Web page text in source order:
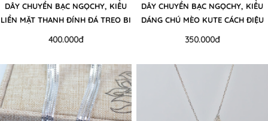
DÂY CHUYỀN BẠC NGỌCHY, KIỂU
LIỀN MẶT THANH ĐÍNH ĐÁ TREO BI
400.000đ
DÂY CHUYỀN BẠC NGỌCHY, KIỂU
DÁNG CHÚ MÈO KUTE CÁCH ĐIỆU
350.000đ